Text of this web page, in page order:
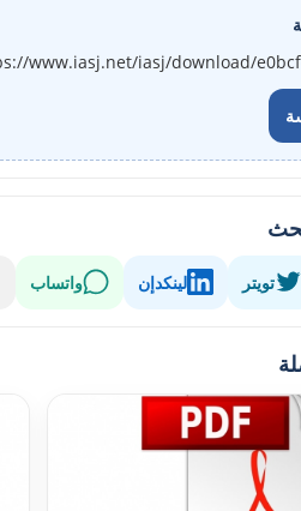
www.iasj.net/iasj/download/
تويتر لينكدإن واتساب